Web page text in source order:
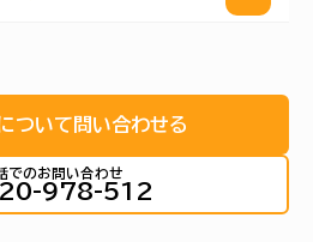
ついて問い合わせる
でのお問い合わせ
978-512